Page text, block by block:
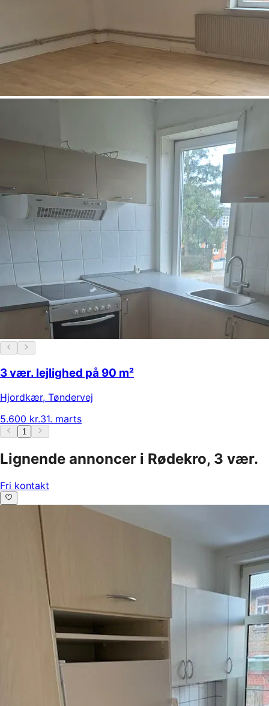
3 vær. lejlighed på 90 m²
Hjordkær, Tøndervej
5.600 kr.31. marts
1
Lignende annoncer i Rødekro, 3 vær.
Fri kontakt